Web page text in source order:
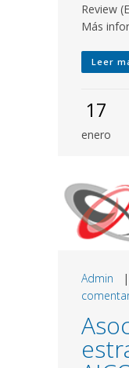
Review
Más
Leer
17
enero
Admin